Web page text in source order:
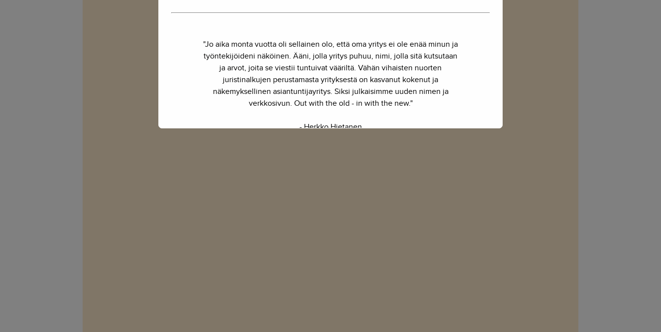
"Jo aika monta vuotta oli sellainen olo, että oma yritys ei ole enää minun ja
työntekijöideni näköinen. Ääni, jolla yritys puhuu, nimi, jolla sitä kutsutaan
ja arvot, joita se viestii tuntuivat vääriltä. Vähän vihaisten nuorten
juristinalkujen perustamasta yrityksestä on kasvanut kokenut ja
näkemyksellinen asiantuntijayritys. Siksi julkaisimme uuden nimen ja
verkkosivun. Out with the old - in with the new."
- Herkko Hietanen